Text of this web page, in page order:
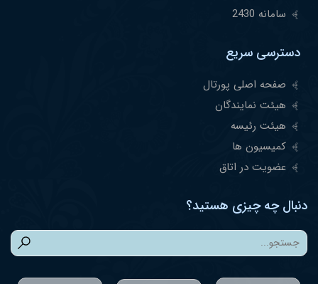
سامانه 2430
دسترسی سریع
صفحه اصلی پورتال
هیئت نمایندگان
هیئت رئیسه
کمیسیون ها
عضویت در اتاق
دنبال چه چیزی هستید؟